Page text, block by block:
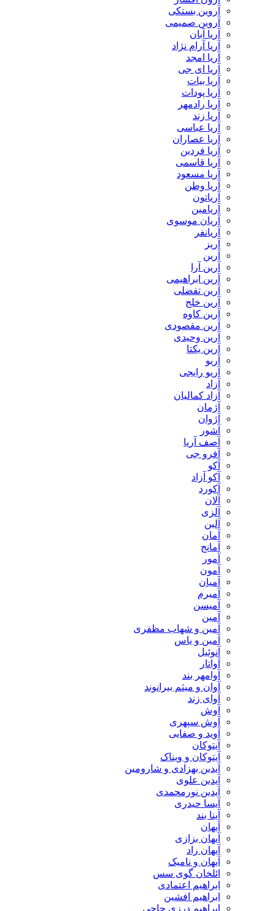
آروین بستکی
آروین صمیمی
آریا آبان
آریا آرام نژاد
آریا امجد
آریا ای جی
آریا بیات
آریا پودات
آریا رادمهر
آریا زند
آریا عباسی
آریا عصاران
آریا فردین
آریا قاسمی
آریا مسعود
آریا وطن
آریاتون
آریامین
آریان موسوی
آریانفر
آریز
آرین
آرین آرا
آرین ابراهیمی
آرین تفضلی
آرین خلج
آرین کاوه
آرین مقصودی
آرین وحیدی
آرین یکتا
آریو
آریو رایجی
آزاد
آزاد کمالیان
آژمان
آژوان
آشور
آصف آریا
آفرو جی
آکو
آکو آزاد
آکورد
آلان
آلزی
آلین
آمان
آمانج
آمور
آمون
آمیان
آمیرم
آمیسن
آمین
آمین و شهاب مظفری
آمین و یاس
آنوئیل
آواتار
آوامهر بند
آوان و میثم بیرانوند
آوای زند
آوش
آوش سپهری
آوید و صفایی
آیتوکان
آیتوکان و ویناک
آیدین بهزادی و شارومین
آیدین علوی
آیدین نورمحمدی
آیسا حیدری
آینا بند
آیهان
آیهان بزازی
آیهان راد
آیهان و نامیک
ائلخان گوی سس
ابراهیم اعتمادی
ابراهیم افشین
ابراهیم درزی حاجی